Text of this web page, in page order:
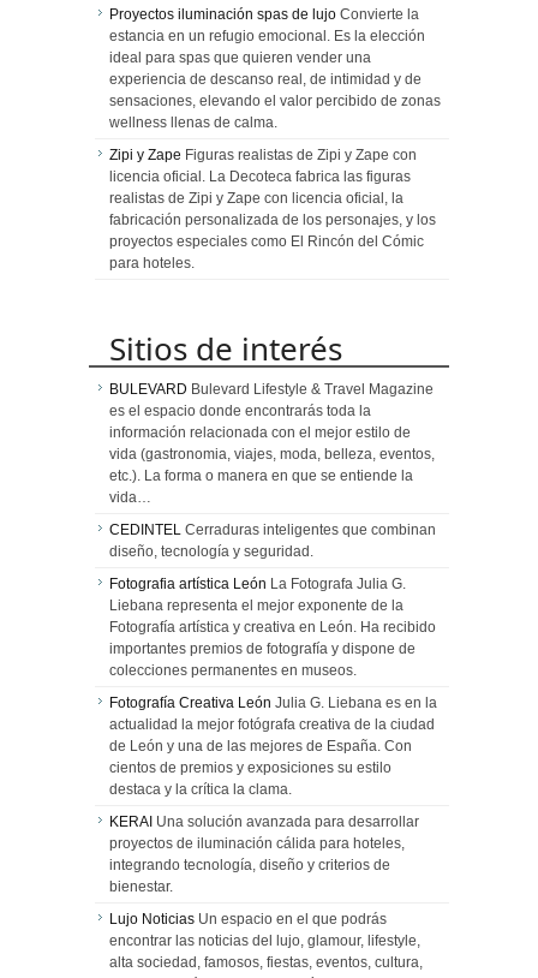
Proyectos iluminación spas de lujo Convierte la
estancia en un refugio emocional. Es la elección
ideal para spas que quieren vender una
experiencia de descanso real, de intimidad y de
sensaciones, elevando el valor percibido de zonas
wellness llenas de calma.
Zipi y Zape Figuras realistas de Zipi y Zape con
licencia oficial. La Decoteca fabrica las figuras
realistas de Zipi y Zape con licencia oficial, la
fabricación personalizada de los personajes, y los
proyectos especiales como El Rincón del Cómic
para hoteles.
Sitios de interés
BULEVARD Bulevard Lifestyle & Travel Magazine
es el espacio donde encontrarás toda la
información relacionada con el mejor estilo de
vida (gastronomia, viajes, moda, belleza, eventos,
etc.). La forma o manera en que se entiende la
vida…
CEDINTEL Cerraduras inteligentes que combinan
diseño, tecnología y seguridad.
Fotografia artística León La Fotografa Julia G.
Liebana representa el mejor exponente de la
Fotografía artística y creativa en León. Ha recibido
importantes premios de fotografía y dispone de
colecciones permanentes en museos.
Fotografía Creativa León Julia G. Liebana es en la
actualidad la mejor fotógrafa creativa de la ciudad
de León y una de las mejores de España. Con
cientos de premios y exposiciones su estilo
destaca y la crítica la clama.
KERAI Una solución avanzada para desarrollar
proyectos de iluminación cálida para hoteles,
integrando tecnología, diseño y criterios de
bienestar.
Lujo Noticias Un espacio en el que podrás
encontrar las noticias del lujo, glamour, lifestyle,
alta sociedad, famosos, fiestas, eventos, cultura,